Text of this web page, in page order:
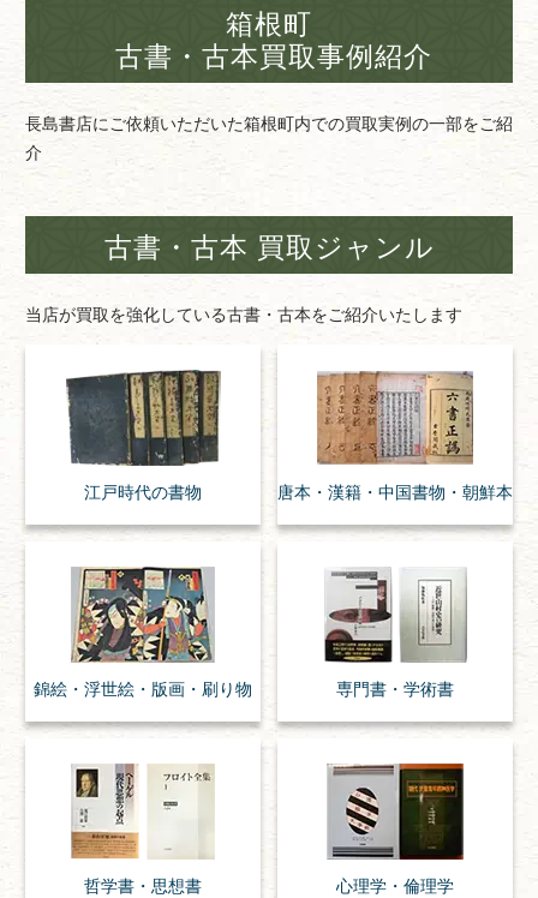
箱根町
古書・古本買取事例紹介
長島書店にご依頼いただいた箱根町内での買取実例の一部をご紹
介
古書・古本 買取ジャンル
当店が買取を強化している古書・古本をご紹介いたします
江戸時代の書物 唐本・漢籍・ 中国書物・朝鮮本
錦絵・浮世絵・ 版画・刷り物 専門書・ 学術書
哲学書・思想書 心理学・倫理学